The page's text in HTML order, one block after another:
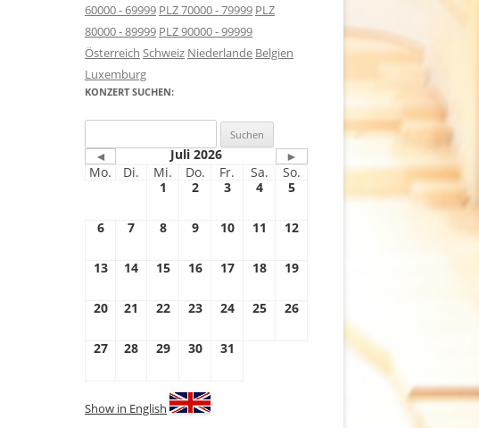
60000 - 69999 PLZ 70000 - 79999 PLZ
80000 - 89999 PLZ 90000 - 99999
Österreich Schweiz Niederlande Belgien
Luxemburg
KONZERT SUCHEN:
nach:
◄ Juli 2026
►
Mo.
Di. Mi. Do. Fr. Sa.
So.
1
2 3 4 5
6 7 8 9 10 11 12
13 14 15 16 17 18 19
20 21 22 23 24 25 26
27 28 29 30 31
Show in English